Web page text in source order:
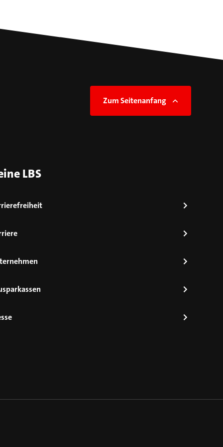
Zum Seitenanfang
LBS